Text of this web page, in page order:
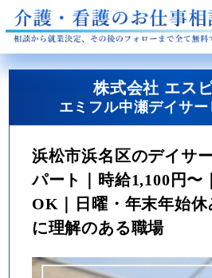
株式会社 エス
エミフル中瀬デイサ
浜松市浜名区のデイサ
パート｜時給1,100円〜
OK｜日曜・年末年始休
に理解のある職場